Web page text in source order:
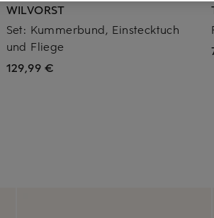
WILVORST
Set: Kummerbund, Einstecktuch
und Fliege
129,99 €